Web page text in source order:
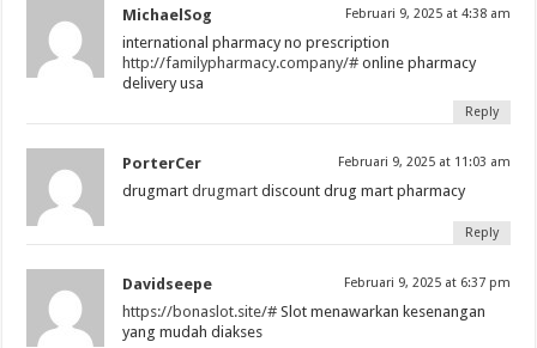
MichaelSog Februari 9, 2025 at 4:38 am
international pharmacy no prescription
http://familypharmacy.company/# online pharmacy
delivery usa
Reply
PorterCer Februari 9, 2025 at 11:03 am
drugmartdrugmart discount drug mart pharmacy
Reply
Davidseepe Februari 9, 2025 at 6:37 pm
https://bonaslot.site/# Slot menawarkan kesenangan
yang mudah diakses